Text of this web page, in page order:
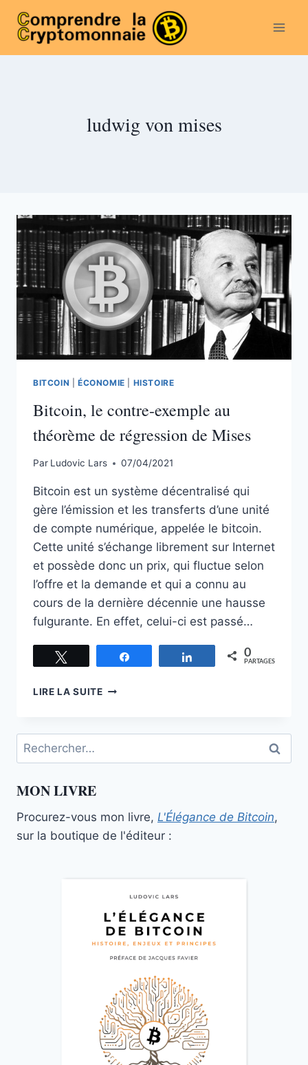
Aller
contenu
ludwig von mises
BITCOIN ÉCONOMIE HISTOIRE
Bitcoin, le contre-exemple au
théorème de régression de Mises
Par Ludovic Lars 07/04/2021
Bitcoin est un système décentralisé qui
gère l’émission et les transferts d’une unité
de compte numérique, appelée le bitcoin.
Cette unité s’échange librement sur Internet
et possède donc un prix, qui fluctue selon
l’offre et la demande et qui a connu au
cours de la dernière décennie une hausse
fulgurante. En effet, celui-ci est passé…
Partagez 0
PARTAGES
LIRE LA SUITEBITCOIN,
EXEMPLE
THÉORÈME
MISES
Rechercher :
MON LIVRE
Procurez-vous mon livre, L'Élégance de Bitcoin,
sur la boutique de l'éditeur :